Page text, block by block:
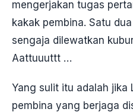
mengerjakan tugas
kakak pembina. Satu
sengaja dilewatkan
Aattuuuttt …
Yang sulit itu adalah jika
pembina yang berjaga